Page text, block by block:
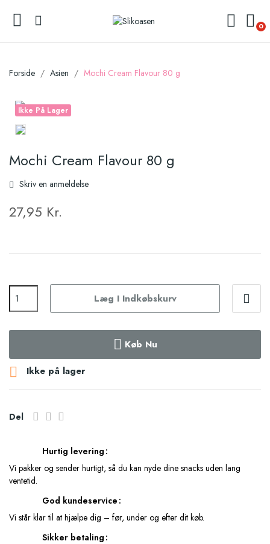
0
Forside Asien Mochi Cream Flavour 80 g
Ikke På Lager
Mochi Cream Flavour 80 g
Skriv en anmeldelse
27,95 Kr.
Læg I Indkøbskurv
Køb Nu
 Ikke på lager
Del
Hurtig levering
Vi pakker og sender hurtigt, så du kan nyde dine snacks uden lang
ventetid.
God kundeservice
Vi står klar til at hjælpe dig – før, under og efter dit køb.
Sikker betaling